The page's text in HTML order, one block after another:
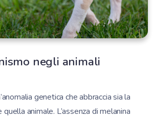
negli animali
genetica che abbraccia sia la
quella animale. L’assenza di melanina